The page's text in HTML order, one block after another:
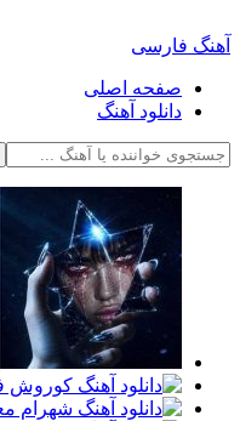
آهنگ فارسی
صفحه اصلی
دانلود آهنگ